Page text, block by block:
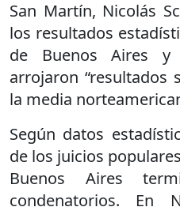
San Martín, Nicolás
los resultados
de Buenos Aires y
arrojaron “resultados
la media
Según datos
de los juicios
Buenos Aires
condenatorios. En